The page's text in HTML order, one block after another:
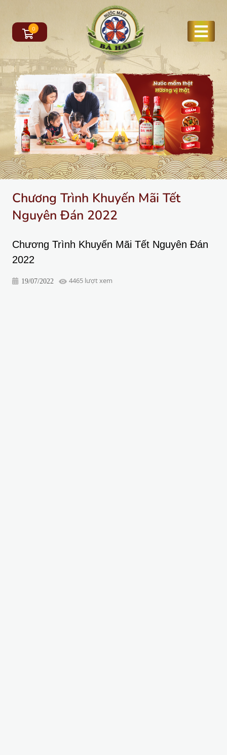
0
Chương Trình Khuyến Mãi Tết
Nguyên Đán 2022
Chương Trình Khuyến Mãi Tết Nguyên Đán
2022
19/07/2022 4465 lượt xem